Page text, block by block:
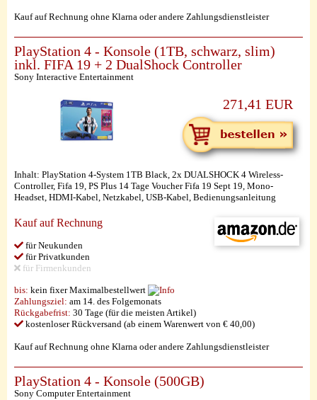
Kauf auf Rechnung ohne Klarna oder andere Zahlungsdienstleister
PlayStation 4 - Konsole (1TB, schwarz, slim)
inkl. FIFA 19 + 2 DualShock Controller
Sony Interactive Entertainment
271,41 EUR
Inhalt: PlayStation 4-System 1TB Black, 2x DUALSHOCK 4 Wireless-
Controller, Fifa 19, PS Plus 14 Tage Voucher Fifa 19 Sept 19, Mono-
Headset, HDMI-Kabel, Netzkabel, USB-Kabel, Bedienungsanleitung
Kauf auf Rechnung
für Neukunden
für Privatkunden
für Firmenkunden
bis: kein fixer Maximalbestellwert
Zahlungsziel: am 14. des Folgemonats
Rückgabefrist: 30 Tage (für die meisten Artikel)
kostenloser Rückversand (ab einem Warenwert von € 40,00)
Kauf auf Rechnung ohne Klarna oder andere Zahlungsdienstleister
PlayStation 4 - Konsole (500GB)
Sony Computer Entertainment